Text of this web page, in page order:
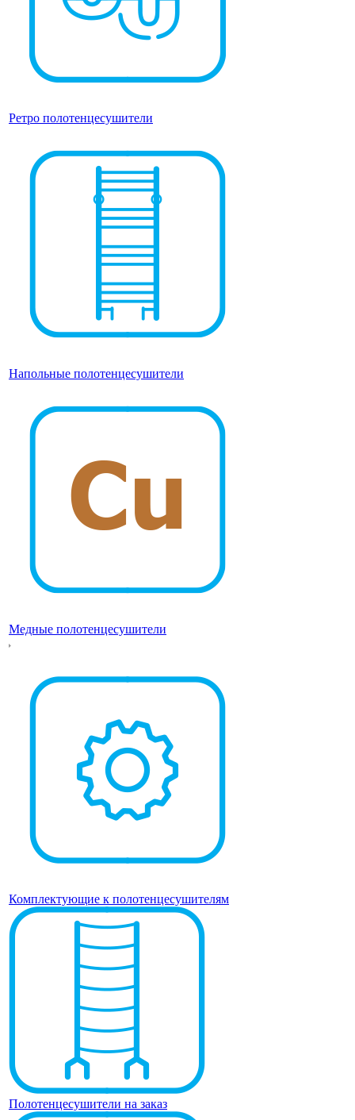
Ретро полотенцесушители
Напольные полотенцесушители
Медные полотенцесушители
Комплектующие к полотенцесушителям
Полотенцесушители на заказ